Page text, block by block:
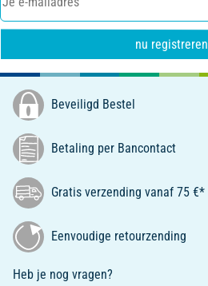
nu registreren
Beveiligd Bestel
Betaling per Bancontact
Gratis verzending vanaf 75 €*
Eenvoudige retourzending
Heb je nog vragen?